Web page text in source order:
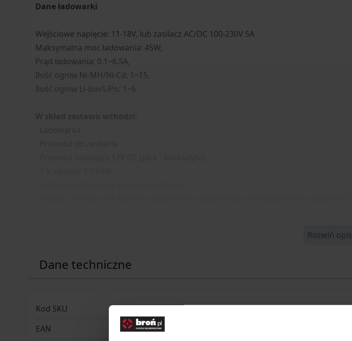
Dane ładowarki
Wejściowe napięcie: 11-18V, lub zasilacz AC/DC 100-230V 5A
Maksymalna moc ładowania: 45W,
Prąd ładowania: 0.1~6.5A,
Ilość ogniw Ni-MH/Ni-Cd: 1~15,
Ilość ogniw Li-Ion/LiPo: 1~6
Rozwiń opis
Dane techniczne
Kod SKU
GF.SPE-07-023787
EAN